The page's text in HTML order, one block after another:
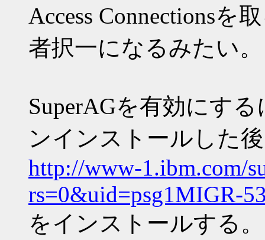
Access Connectionsを
者択一になるみたい。
SuperAGを有効にする
ンインストールした
http://www-1.ibm.com/
rs=0&uid=psg1MIGR-
をインストールする